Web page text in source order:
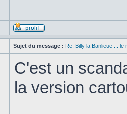
Sujet du message : Re: Billy la Banlieue ... le
C'est un
la version